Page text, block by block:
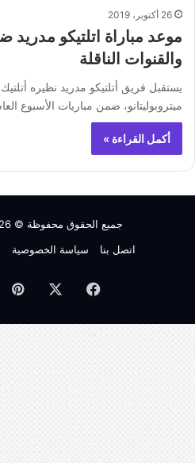
26 أكتوبر، 2019
موعد مباراة اتلتيكو مدريد
والقنوات الناقلة
يستقبل فريق أتلتيكو مدريد نظيره
ميتروبوليتانو، ضمن مباريات الأسبوع
أكمل القراءة »
جميع الحقوق محفوظة © 2026 |
اتصل بنا
سياسة الخصوصية
فيسبوك